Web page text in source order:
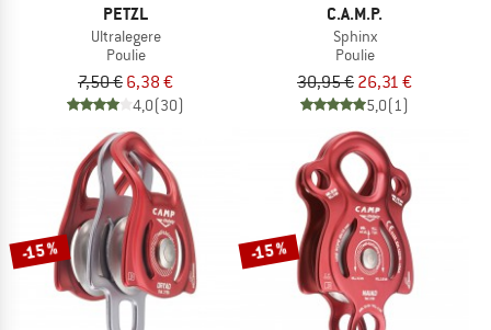
PETZL
Ultralegere
Poulie
7,50 € 6,38 €
4,0(30)
C.A.M.P.
Sphinx
Poulie
30,95 € 26,31 €
5,0(1)
-15 % -15 %